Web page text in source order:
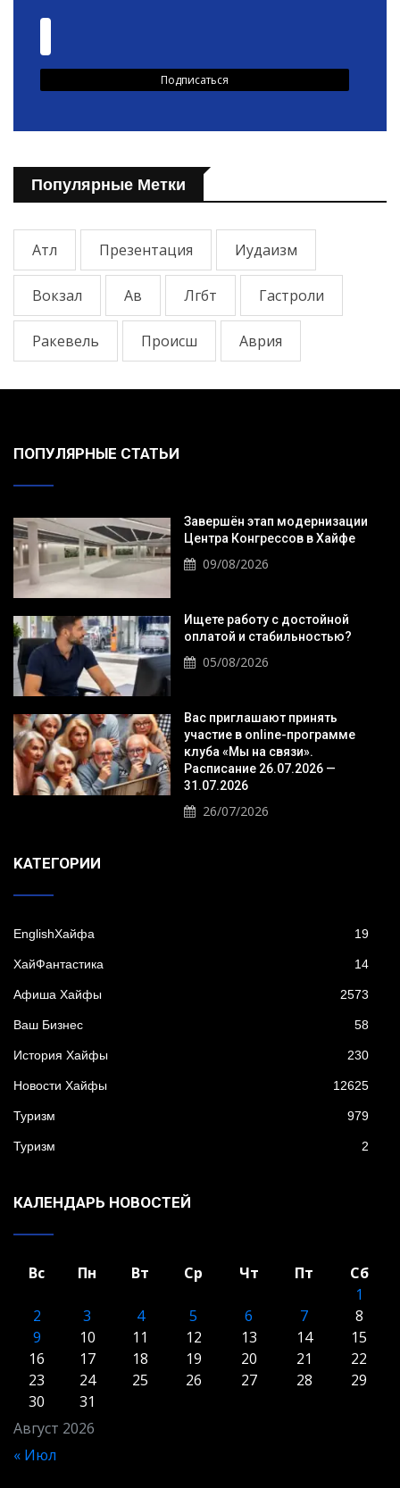
Популярные Метки
Атл Презентация Иудаизм
Вокзал Ав Лгбт Гастроли
Ракевель Происш Аврия
ПОПУЛЯРНЫЕ СТАТЬИ
Завершён этап модернизации
Центра Конгрессов в Хайфе
09/08/2026
Ищете работу с достойной
оплатой и стабильностью?
05/08/2026
Вас приглашают принять
участие в online-программе
клуба «Мы на связи».
Расписание 26.07.2026 —
31.07.2026
26/07/2026
KАТЕГОРИИ
EnglishХайфа 19
XайФантастика 14
Афиша Хайфы 2573
Ваш Бизнес 58
История Хайфы 230
Новости Хайфы 12625
Туризм 979
Туризм 2
КАЛЕНДАРЬ НОВОСТЕЙ
Август 2026
Вс Пн Вт Ср Чт Пт
Сб
1
2
3 4 5 6 7
8
9
10 11 12 13 14
15
16
17 18 19 20 21
22
23
24 25 26 27 28
29
30
31
« Июл